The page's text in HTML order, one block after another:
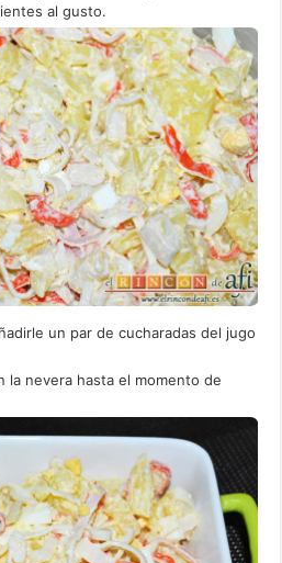
al gusto.
un par de cucharadas del jugo
la nevera hasta el momento de